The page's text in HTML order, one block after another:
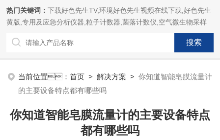
热门关键词：下载好色先生TV,环境好色先生视频在线下载,好色先生
黄版,专用及应急分析仪器,粒子计数器,菌落计数仪,空气微生物采样
当前位置：首页 >解决方案 >你知道智能皂膜流量计
的主要设备特点都有哪些吗
你知道智能皂膜流量计的主要设备特点
都有哪些吗